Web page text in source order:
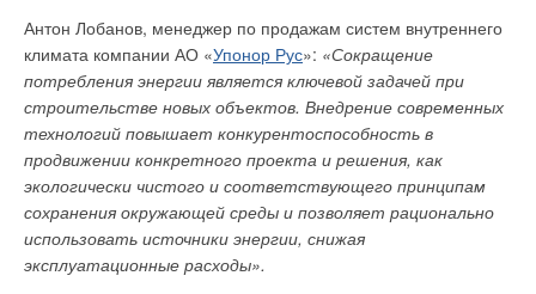
Антон Лобанов, менеджер по продажам систем внутреннего
климата компании АО «Упонор Рус»: «Сокращение
потребления энергии является ключевой задачей при
строительстве новых объектов. Внедрение современных
технологий повышает конкурентоспособность в
продвижении конкретного проекта и решения, как
экологически чистого и соответствующего принципам
сохранения окружающей среды и позволяет рационально
использовать источники энергии, снижая
эксплуатационные расходы».
Читайте по теме:
→
Исследование эффективности работы турбированного
котла на газовом топливе
ЖУРНАЛ СОК МАРТ 2026
→
Vitodens 100: экологичность, инновационность,
привлекательная цена
ЖУРНАЛ СОК СЕНТЯБРЬ 2021
→ Vitodens 100: экологичное и инновационное отопление
ЖУРНАЛ СОК МАРТ 2021
→
Всего было уложено примерно 52 тыс. погонных метров
пластиковых труб Copex в 171 контур отопления. При этом
шаг укладки в монтажном цехе составил преимущественно
30 см, а в офисной зоне — 15 см.
В краевых зонах, то есть на более холодных площадях, был
выбран, соответственно, более узкий шаг укладки. Для пола
был использован специальный бетон, который можно
заливать без швов. В производственной зоне поверхность